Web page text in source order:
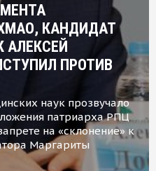
КАНДИДАТ
АЛЕКСЕЙ
ПРОТИВ
наук прозвучало
патриарха РПЦ
на «склонение» к
Маргариты